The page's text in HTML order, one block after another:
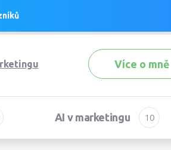
Více o mně
AI v marketingu